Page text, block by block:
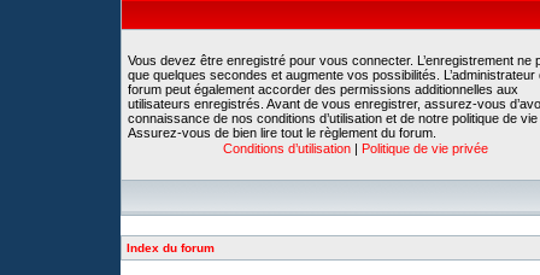
Vous devez être enregistré pour vous connecter. L’enregistrement ne
que quelques secondes et augmente vos possibilités. L’administrateur
forum peut également accorder des permissions additionnelles aux
utilisateurs enregistrés. Avant de vous enregistrer, assurez-vous
connaissance de nos conditions d’utilisation et de notre politique de
Assurez-vous de bien lire tout le règlement du forum.
Conditions d’utilisation | Politique de vie privée
Index du forum